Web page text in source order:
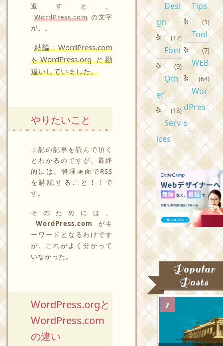
返すと、
WordPress.com の文字
が。。
結論：WordPress.com
をWordPress.org と勘
違いしていました。
やりたいこと
上記の記事を読んで頂く
とわかるのですが、最終
的には、管理画面でRSS
を購読すること！！で
す。
そのためには、
WordPress.com
がキ
ーワードとなるわけです
が、これがよく分かって
いなかった。
WordPress.orgと
WordPress.com
の違い
Desi
gn
Font
(17)
Oth
er
(9)
Serv
ices
(18)
Tips
Tool
(1)
WEB
(7)
Wor
dPres
s
(64)
Popular
Posts